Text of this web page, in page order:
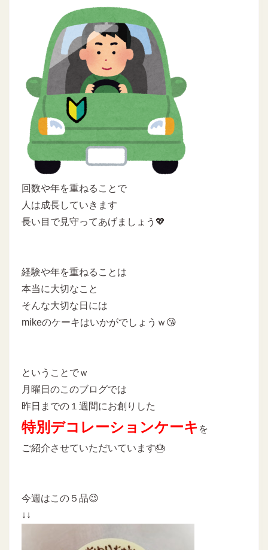
回数や年を重ねることで
人は成長していきます
長い目で見守ってあげましょう💖
経験や年を重ねることは
本当に大切なこと
そんな大切な日には
mikeのケーキはいかがでしょうｗ😘
ということでｗ
月曜日のこのブログでは
昨日までの１週間にお創りした
特別デコレーションケーキ を
ご紹介させていただいています🎂
今週はこの５品😉
↓↓